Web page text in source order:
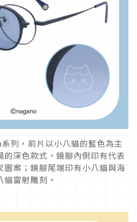
列，前片以小八貓的藍色為主
的深色款式。鏡腳內側印有代表
圖案；鏡腳尾端印有小八貓與海
雷射雕刻。